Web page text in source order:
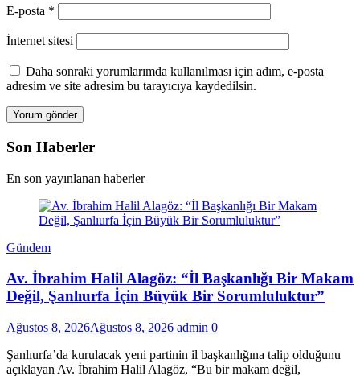
E-posta *
İnternet sitesi
Daha sonraki yorumlarımda kullanılması için adım, e-posta
adresim ve site adresim bu tarayıcıya kaydedilsin.
Son Haberler
En son yayınlanan haberler
Gündem
Av. İbrahim Halil Alagöz: “İl Başkanlığı Bir Makam
Değil, Şanlıurfa İçin Büyük Bir Sorumluluktur”
Ağustos 8, 2026Ağustos 8, 2026 admin 0
Şanlıurfa’da kurulacak yeni partinin il başkanlığına talip olduğunu
açıklayan Av. İbrahim Halil Alagöz, “Bu bir makam değil,